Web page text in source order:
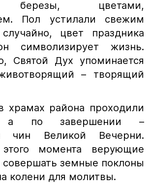
березы, цветами,
Пол устилали свежим
цвет праздника
символизирует жизнь.
Святой Дух упоминается
– творящий
храмах района проходили
а по завершении –
чин Великой Вечерни.
момента верующие
совершать земные поклоны
колени для молитвы.